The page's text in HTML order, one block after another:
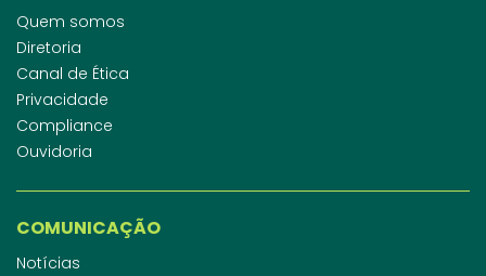
Quem somos
Diretoria
Canal de Ética
Privacidade
Compliance
Ouvidoria
COMUNICAÇÃO
Notícias